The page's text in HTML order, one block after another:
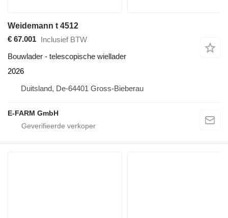
Weidemann t 4512
€ 67.001 Inclusief BTW
Bouwlader - telescopische wiellader
2026
Duitsland, De-64401 Gross-Bieberau
E-FARM GmbH